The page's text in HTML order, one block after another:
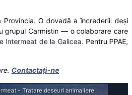
O dovadă a încrederii: deși
grupul Carmistin — o colaborare care
Intermeat de la Galicea. Pentru PPAE,
Contactați-ne
- Tratare deseuri animaliere